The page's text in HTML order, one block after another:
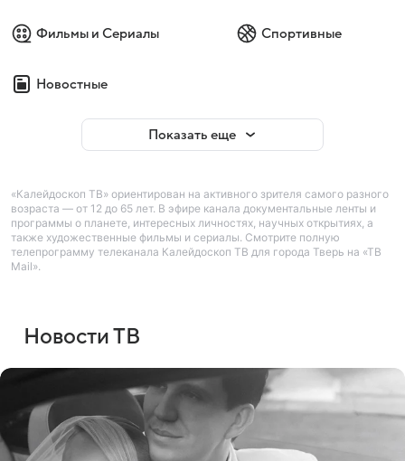
Фильмы и Сериалы Спортивные
Новостные
Показать еще
«Калейдоскоп ТВ» ориентирован на активного зрителя самого разного
возраста — от 12 до 65 лет. В эфире канала документальные ленты и
программы о планете, интересных личностях, научных открытиях, а
также художественные фильмы и сериалы. Смотрите полную
телепрограмму телеканала Калейдоскоп ТВ для города Тверь на «ТВ
Mail».
Новости ТВ